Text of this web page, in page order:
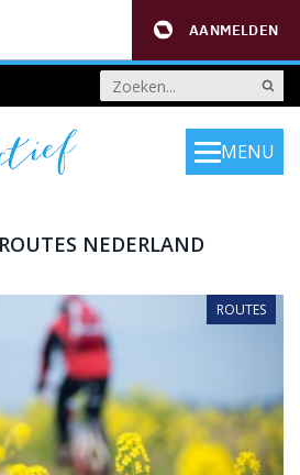
AANMELDEN
MENU
NEDERLAND
ROUTES